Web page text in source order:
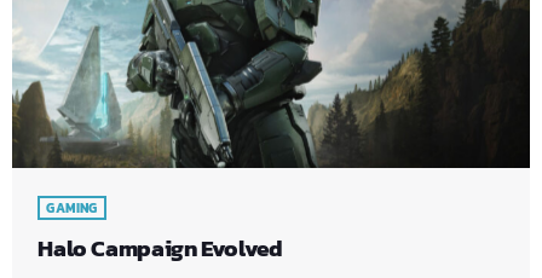
GAMING
Halo Campaign Evolved